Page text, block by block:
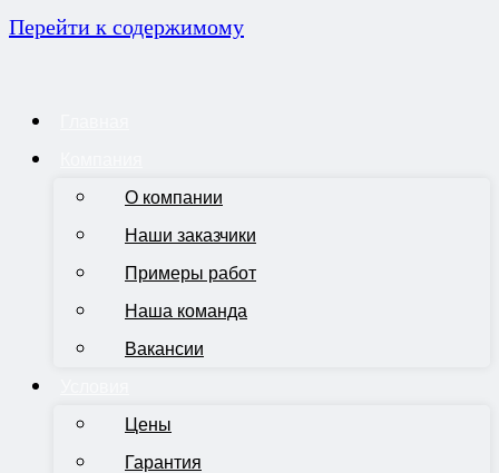
Перейти к содержимому
О компании
Наши заказчики
Примеры работ
Наша команда
Вакансии
Цены
Гарантия